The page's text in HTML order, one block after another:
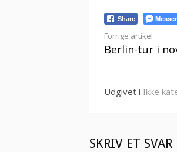
Share
Læs
Forrige artikel
Berlin-tur i
Udgivet i Ikke
SKRIV ET SVAR